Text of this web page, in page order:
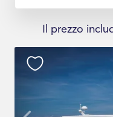
Il prezzo